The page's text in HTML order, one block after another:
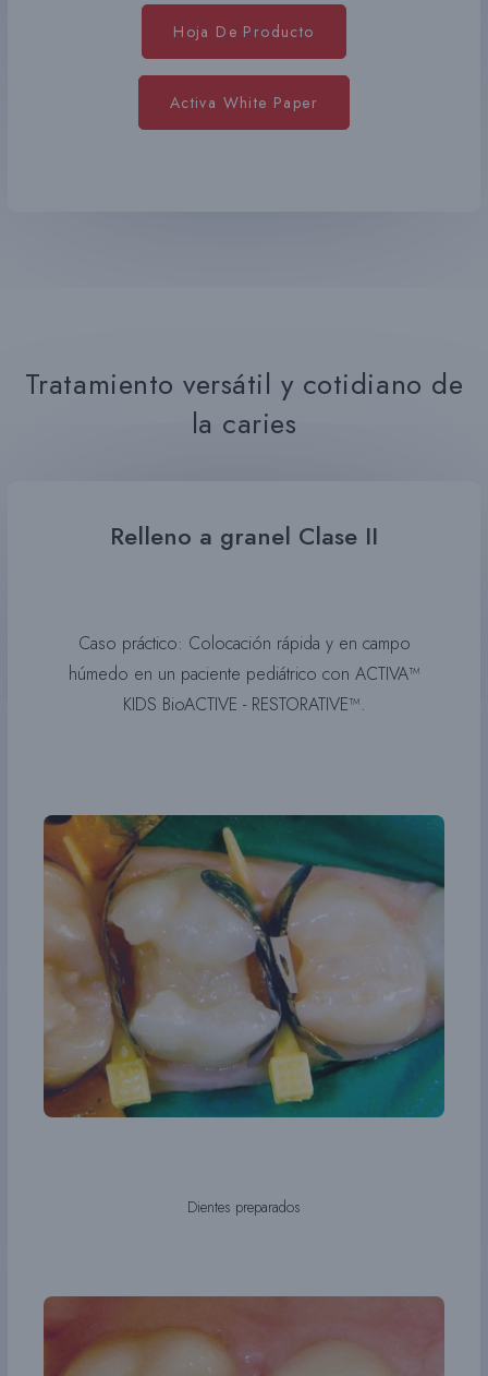
Hoja De Producto
Activa White Paper
Tratamiento versátil y cotidiano de
la caries
Relleno a granel Clase II
Caso práctico: Colocación rápida y en campo
húmedo en un paciente pediátrico con ACTIVA™
KIDS BioACTIVE - RESTORATIVE™.
Dientes preparados